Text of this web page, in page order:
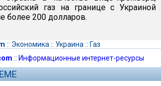
газ на границе с Украиной
более 200 долларов.
:: Экономика :: Украина :: Газ
:: Информационные интернет-ресурсы